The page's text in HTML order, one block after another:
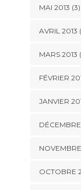
MAI 2013 (3)
AVRIL 2013
MARS 2013
FÉVRIER
JANVIER
OCTOBRE